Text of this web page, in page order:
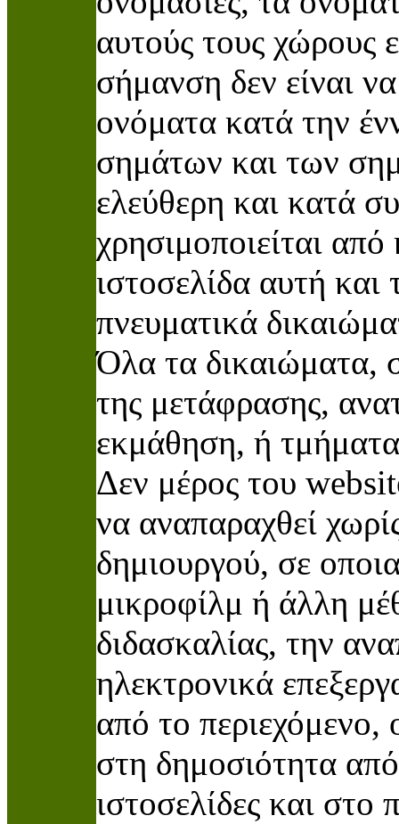
αυτούς τους χώρους
σήμανση δεν είναι
ονόματα κατά την
σημάτων και των
ελεύθερη και κατά
χρησιμοποιείται
ιστοσελίδα αυτή
πνευματικά
Όλα τα δικαιώματα,
της μετάφρασης,
εκμάθηση, ή
Δεν μέρος του
να αναπαραχθεί
δημιουργού, σε
μικροφίλμ ή άλλη
διδασκαλίας, την
ηλεκτρονικά
από το
στη δημοσιότητα
ιστοσελίδες και στο